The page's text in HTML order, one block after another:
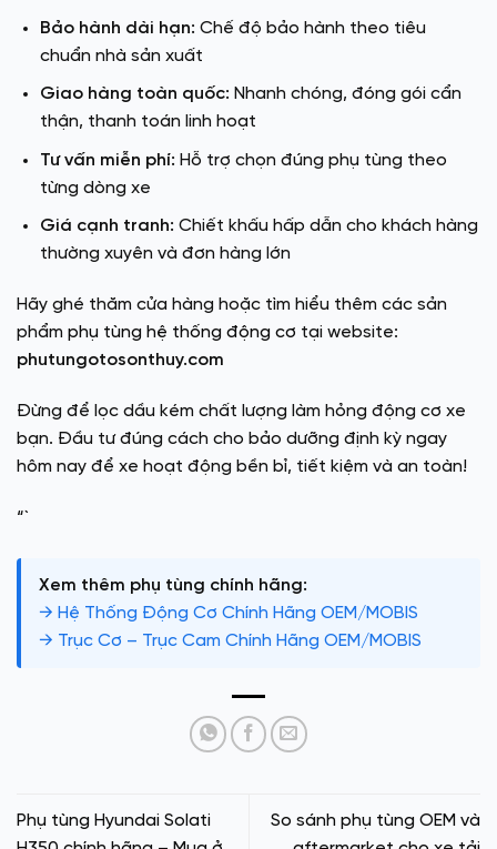
Bảo hành dài hạn: Chế độ bảo hành theo tiêu
chuẩn nhà sản xuất
Giao hàng toàn quốc: Nhanh chóng, đóng gói cẩn
thận, thanh toán linh hoạt
Tư vấn miễn phí: Hỗ trợ chọn đúng phụ tùng theo
từng dòng xe
Giá cạnh tranh: Chiết khấu hấp dẫn cho khách hàng
thường xuyên và đơn hàng lớn
Hãy ghé thăm cửa hàng hoặc tìm hiểu thêm các sản
phẩm phụ tùng hệ thống động cơ tại website:
phutungotosonthuy.com
Đừng để lọc dầu kém chất lượng làm hỏng động cơ xe
bạn. Đầu tư đúng cách cho bảo dưỡng định kỳ ngay
hôm nay để xe hoạt động bền bỉ, tiết kiệm và an toàn!
“`
Xem thêm phụ tùng chính hãng:
→ Hệ Thống Động Cơ Chính Hãng OEM/MOBIS
→ Trục Cơ – Trục Cam Chính Hãng OEM/MOBIS
Phụ tùng Hyundai Solati
So sánh phụ tùng OEM và